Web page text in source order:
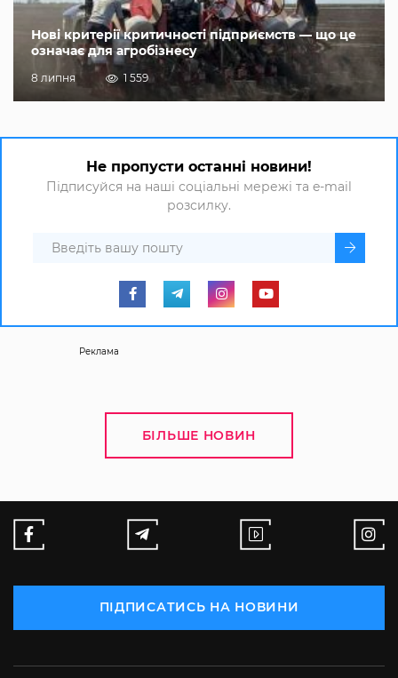
Нові критерії критичності підприємств — що це
означає для агробізнесу
8 липня 1 559
Не пропусти останні новини!
Підписуйся на наші соціальні мережі та e-mail
розсилку.
Реклама
БІЛЬШЕ НОВИН
ПІДПИСАТИСЬ НА НОВИНИ